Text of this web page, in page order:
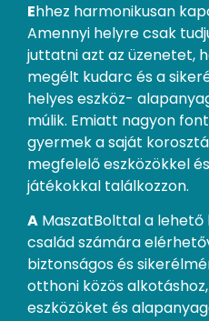
Ehhez harmonikusan
Amennyi helyre csak
juttatni azt az üzenetet,
megélt kudarc és a
helyes eszköz-
múlik. Emiatt nagyon
gyermek a saját
megfelelő eszközökkel
játékokkal találkozzon.
A MaszatBolttal a
család számára
biztonságos és
otthoni közös
eszközöket és